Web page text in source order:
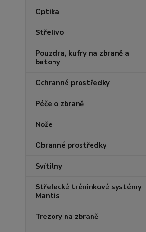
Optika
Střelivo
Pouzdra, kufry na zbraně a
batohy
Ochranné prostředky
Péče o zbraně
Nože
Obranné prostředky
Svítilny
Střelecké tréninkové systémy
Mantis
Trezory na zbraně